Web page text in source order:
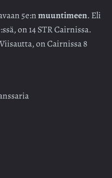
5e:nmuuntimeen. Eli
on 14 STR Cairnissa.
on Cairnissa 8